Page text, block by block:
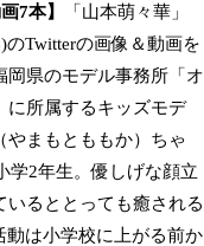
7本】
「山本萌々華」
のTwitterの画像＆動画を
岡県のモデル事務所「オ
に所属するキッズモデ
やまもとももか）ちゃ
学2年生。優しげな顔立
いるととっても癒される
動は小学校に上がる前か